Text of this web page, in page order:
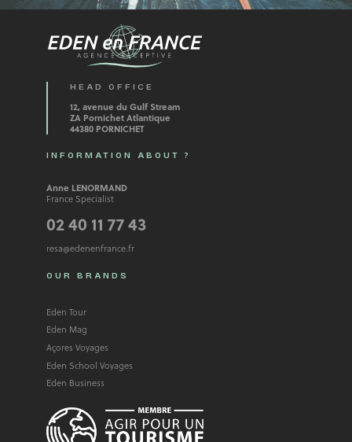
HEAD OFFICE
12, avenue du Gulf Stream
ZA Pornichet Atlantique
44380 PORNICHET
INFORMATION ABOUT ?
Anne LENORMAND
France Specialist
02 40 11 77 43
resa@edenenfrance.fr
OUR BRANDS
Eden Tour
Eden Mag
Açores Voyages
Eden School Voyages
Eden Business